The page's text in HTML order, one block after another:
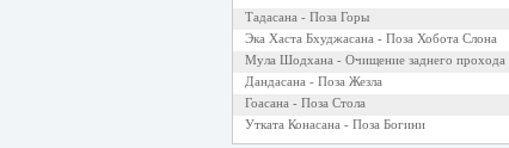
Тадасана - Поза Горы
Эка Хаста Бхуджасана - Поза Хобота Слона
Мула Шодхана - Очищение заднего прохода
Дандасана - Поза Жезла
Гоасана - Поза Стола
Утката Конасана - Поза Богини